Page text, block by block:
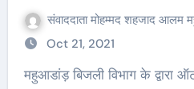
संवाददाता मोहम्मद शहजाद आलम
Oct 21, 2021
महुआडांड़ बिजली विभाग के द्वारा ऑटो वाहन के माध्यम से प्रचार